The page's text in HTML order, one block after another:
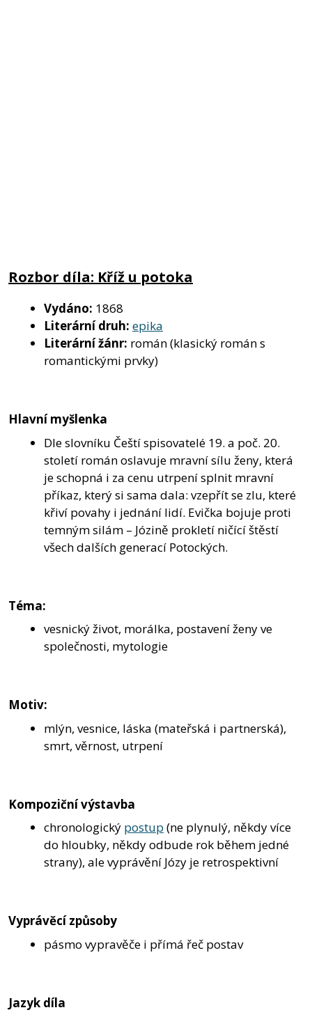
Rozbor díla: Kříž u potoka
Vydáno: 1868
Literární druh: epika
Literární žánr: román (klasický román s
romantickými prvky)
Hlavní myšlenka
Dle slovníku Čeští spisovatelé 19. a poč. 20.
století román oslavuje mravní sílu ženy, která
je schopná i za cenu utrpení splnit mravní
příkaz, který si sama dala: vzepřít se zlu, které
křiví povahy i jednání lidí. Evička bojuje proti
temným silám – Józině prokletí ničící štěstí
všech dalších generací Potockých.
Téma:
vesnický život, morálka, postavení ženy ve
společnosti, mytologie
Motiv:
mlýn, vesnice, láska (mateřská i partnerská),
smrt, věrnost, utrpení
Kompoziční výstavba
chronologický postup (ne plynulý, někdy více
do hloubky, někdy odbude rok během jedné
strany), ale vyprávění Józy je retrospektivní
Vyprávěcí způsoby
pásmo vypravěče i přímá řeč postav
Jazyk díla